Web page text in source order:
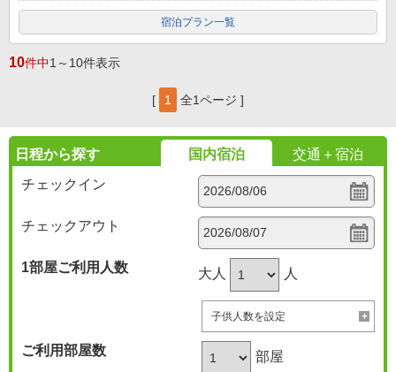
宿泊プラン一覧
10件中1～10件表示
[ 1 全1ページ ]
日程から探す 国内宿泊
交通＋宿泊
チェックイン
チェックアウト
1部屋ご利用人数 大人 人
子供人数を設定
ご利用部屋数 部屋